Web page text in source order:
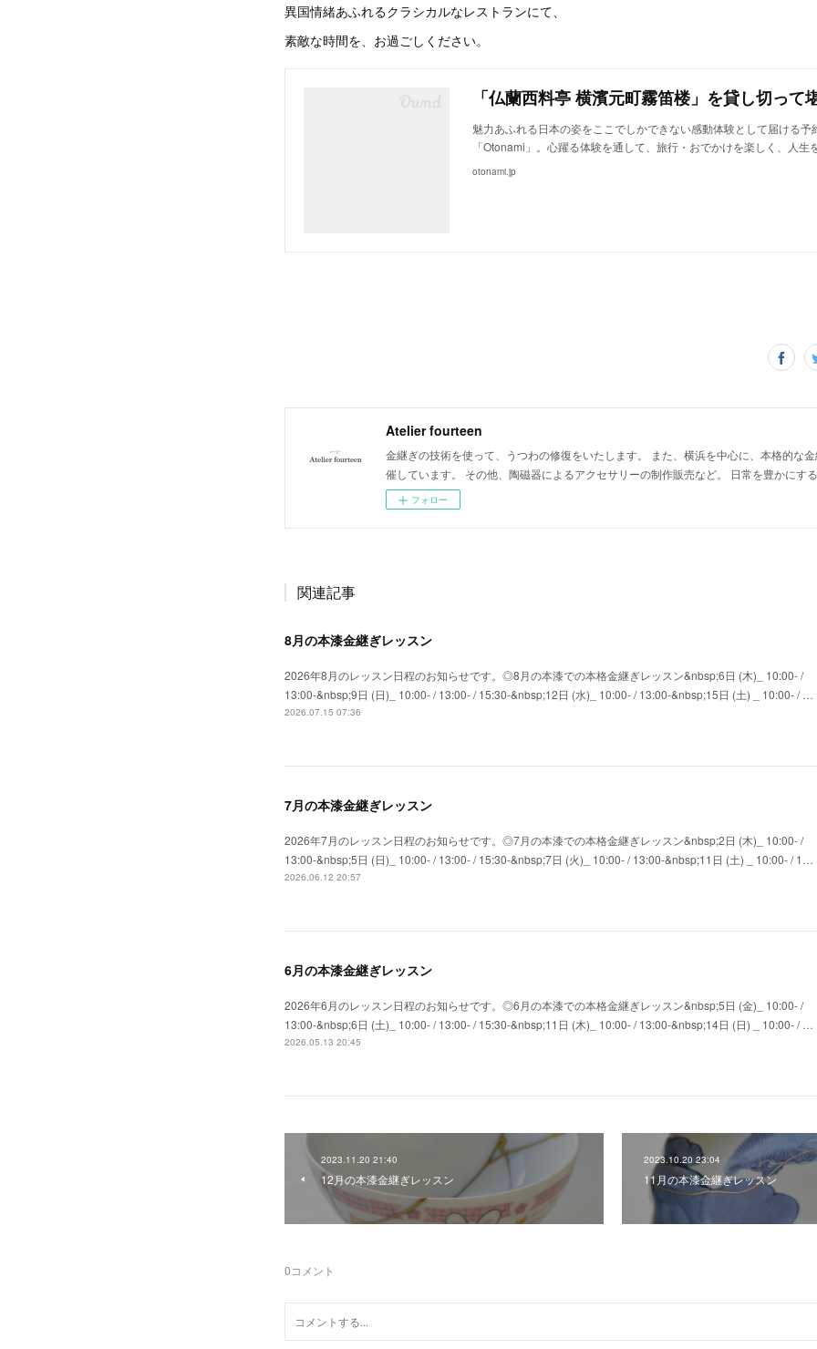
異国情緒あふれるクラシカルなレストランにて、
素敵な時間を、お過ごしください。
魅力あふれる日本の姿をここでしかできない感動体験として届ける予
「Otonami」。心躍る体験を通して、旅行・おでかけを楽しく、人
otonami.jp
Atelier fourteen
金継ぎの技術を使って、うつわの修復をいたします。 また、横浜を中心に、本格的な
催しています。 その他、陶磁器によるアクセサリーの制作販売など。 日常を豊かにする
フォロー
関連記事
8月の本漆金継ぎレッスン
2026年8月のレッスン日程のお知らせです。◎8月の本漆での本格金継ぎレッスン&nbsp;6日 (木)_ 10:00- /
13:00-&nbsp;9日 (日)_ 10:00- / 13:00- / 15:30-&nbsp;12日 (水)_ 10:00- / 13:00-&nbsp;15日 (土) _ 10:00- / …
2026.07.15 07:36
7月の本漆金継ぎレッスン
2026年7月のレッスン日程のお知らせです。◎7月の本漆での本格金継ぎレッスン&nbsp;2日 (木)_ 10:00- /
13:00-&nbsp;5日 (日)_ 10:00- / 13:00- / 15:30-&nbsp;7日 (火)_ 10:00- / 13:00-&nbsp;11日 (土) _ 10:00- / 1…
2026.06.12 20:57
6月の本漆金継ぎレッスン
2026年6月のレッスン日程のお知らせです。◎6月の本漆での本格金継ぎレッスン&nbsp;5日 (金)_ 10:00- /
13:00-&nbsp;6日 (土)_ 10:00- / 13:00- / 15:30-&nbsp;11日 (木)_ 10:00- / 13:00-&nbsp;14日 (日) _ 10:00- / …
2026.05.13 20:45
2023.11.20 21:40
12月の本漆金継ぎレッスン
2023.10.20 23:04
11月の本漆金継ぎレッスン
0コメント